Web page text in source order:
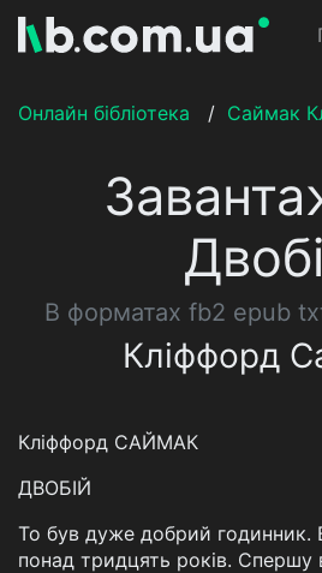
Онлайн бібліотека
/ Саймак
В форматах fb2 epub
Кліффорд
Кліффорд САЙМАК
ДВОБІЙ
То був дуже добрий годинник.
понад тридцять років. Спершу